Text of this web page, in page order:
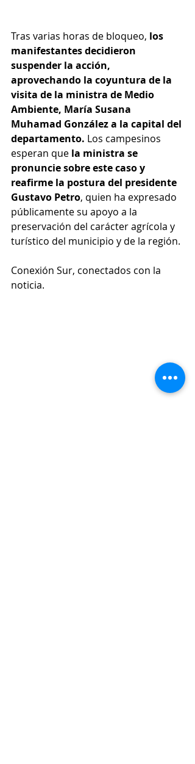
Tras varias horas de bloqueo, los
manifestantes decidieron
suspender la acción,
aprovechando la coyuntura de la
visita de la ministra de Medio
Ambiente, María Susana
Muhamad González a la capital del
departamento. Los campesinos
esperan que la ministra se
pronuncie sobre este caso y
reafirme la postura del presidente
Gustavo Petro, quien ha expresado
públicamente su apoyo a la
preservación del carácter agrícola y
turístico del municipio y de la región.
Conexión Sur, conectados con la
noticia.